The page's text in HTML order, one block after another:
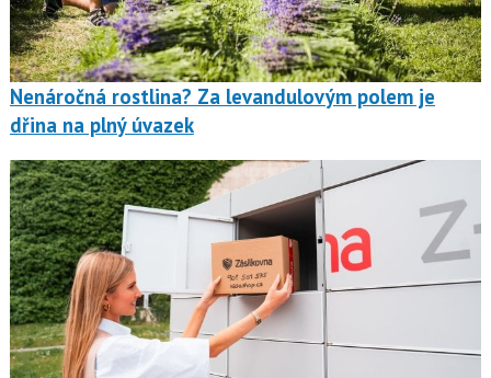
Nenáročná rostlina? Za levandulovým polem je
dřina na plný úvazek